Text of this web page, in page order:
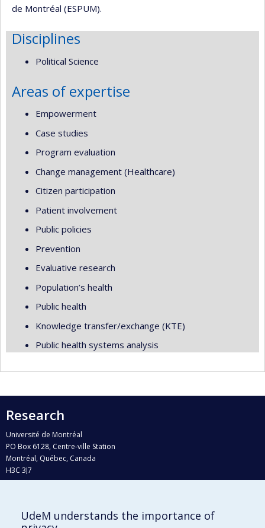
de Montréal (ESPUM).
Disciplines
Political Science
Areas of expertise
Empowerment
Case studies
Program evaluation
Change management (Healthcare)
Citizen participation
Patient involvement
Public policies
Prevention
Evaluative research
Population’s health
Public health
Knowledge transfer/exchange (KTE)
Public health systems analysis
Research
Université de Montréal
PO Box 6128, Centre-ville Station
Montréal, Québec, Canada
H3C 3J7
Who does what?
UdeM understands the importance of